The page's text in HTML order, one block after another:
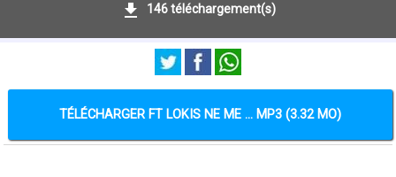
146 téléchargement(s)
TÉLÉCHARGER FT LOKIS NE ME ... MP3 (3.32 MO)